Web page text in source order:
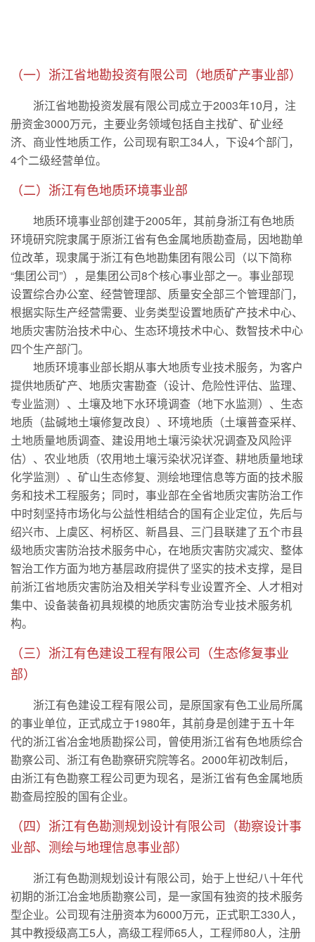
（一）浙江省地勘投资有限公司（地质矿产事业部）
浙江省地勘投资发展有限公司成立于2003年10月，注
册资金3000万元，主要业务领域包括自主找矿、矿业经
济、商业性地质工作，公司现有职工34人，下设4个部门，
4个二级经营单位。
（二）浙江有色地质环境事业部
地质环境事业部创建于2005年，其前身浙江有色地质
环境研究院隶属于原浙江省有色金属地质勘查局，因地勘单
位改革，现隶属于浙江有色地勘集团有限公司（以下简称
“集团公司”），是集团公司8个核心事业部之一。事业部现
设置综合办公室、经营管理部、质量安全部三个管理部门，
根据实际生产经营需要、业务类型设置地质矿产技术中心、
地质灾害防治技术中心、生态环境技术中心、数智技术中心
四个生产部门。
地质环境事业部长期从事大地质专业技术服务，为客户
提供地质矿产、地质灾害勘查（设计、危险性评估、监理、
专业监测）、土壤及地下水环境调查（地下水监测）、生态
地质（盐碱地土壤修复改良）、环境地质（土壤普查采样、
土地质量地质调查、建设用地土壤污染状况调查及风险评
估）、农业地质（农用地土壤污染状况详查、耕地质量地球
化学监测）、矿山生态修复、测绘地理信息等方面的技术服
务和技术工程服务；同时，事业部在全省地质灾害防治工作
中时刻坚持市场化与公益性相结合的国有企业定位，先后与
绍兴市、上虞区、柯桥区、新昌县、三门县联建了五个市县
级地质灾害防治技术服务中心，在地质灾害防灾减灾、整体
智治工作方面为地方基层政府提供了坚实的技术支撑，是目
前浙江省地质灾害防治及相关学科专业设置齐全、人才相对
集中、设备装备初具规模的地质灾害防治专业技术服务机
构。
（三）浙江有色建设工程有限公司（生态修复事业
部）
浙江有色建设工程有限公司，是原国家有色工业局所属
的事业单位，正式成立于1980年，其前身是创建于五十年
代的浙江省冶金地质勘探公司，曾使用浙江省有色地质综合
勘察公司、浙江有色勘察研究院等名。2000年初改制后，
由浙江有色勘察工程公司更为现名，是浙江省有色金属地质
勘查局控股的国有企业。
（四）浙江有色勘测规划设计有限公司（勘察设计事
业部、测绘与地理信息事业部）
浙江有色勘测规划设计有限公司，始于上世纪八十年代
初期的浙江冶金地质勘察公司，是一家国有独资的技术服务
型企业。公司现有注册资本为6000万元，正式职工330人，
其中教授级高工5人，高级工程师65人，工程师80人，注册